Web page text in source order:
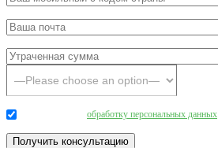
обработку персональных данных